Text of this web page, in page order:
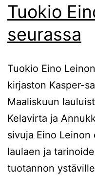
Tuokio
seurassa
Tuokio Eino
kirjaston Kasper-
Maaliskuun
Kelavirta ja
sivuja Eino Leinon
laulaen ja
tuotannon